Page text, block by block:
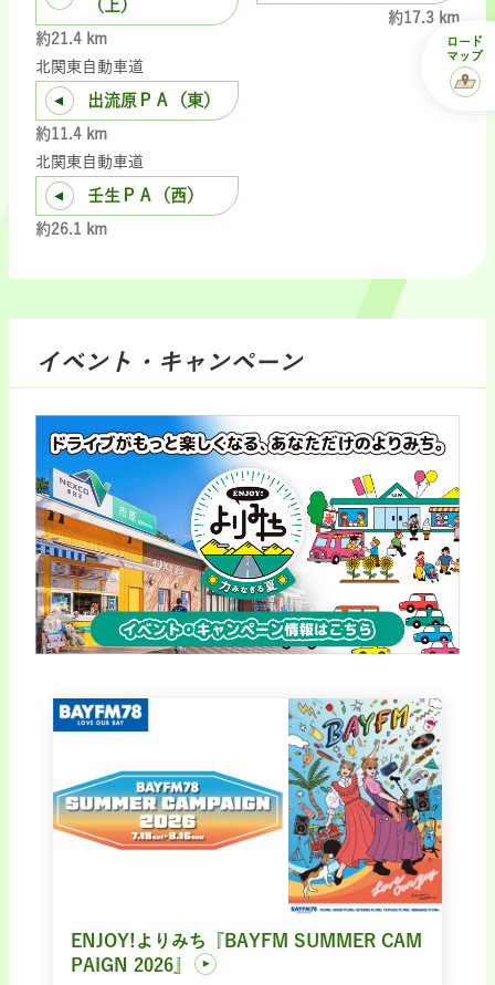
（上）
約21.4 km
北関東自動車道
出流原ＰＡ（東）
約11.4 km
北関東自動車道
壬生ＰＡ（西）
約26.1 km
約17.3 km
イベント・キャンペーン
ENJOY!よりみち『BAYFM SUMMER CAM
PAIGN 2026』
ロード
マップ